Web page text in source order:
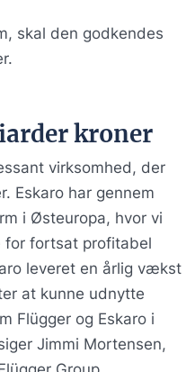
skal den godkendes
kroner
virksomhed, der
Eskaro har gennem
i Østeuropa, hvor vi
for fortsat profitabel
leveret en årlig vækst
at kunne udnytte
Flügger og Eskaro i
Jimmi Mortensen,